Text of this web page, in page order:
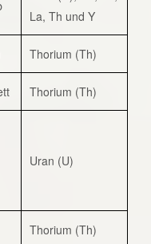
La, Th und Y
Thorium (Th)
Thorium (Th)
Uran (U)
Thorium (Th)